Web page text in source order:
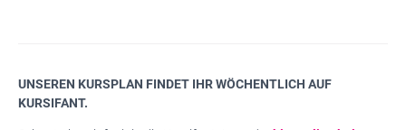
UNSEREN KURSPLAN FINDET IHR WÖCHENTLICH AUF
KURSIFANT.